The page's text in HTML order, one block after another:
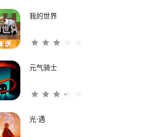
我的世界
元气骑士
光·遇